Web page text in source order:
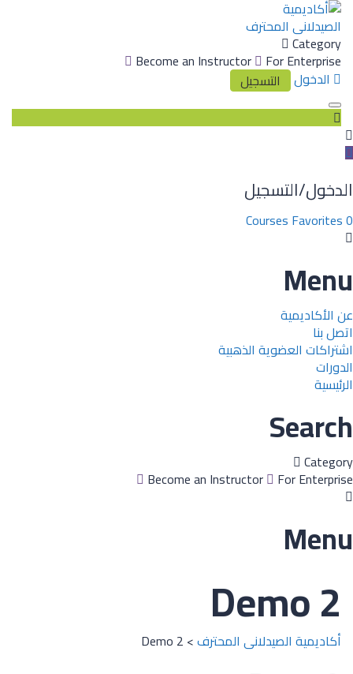
Category
Become an Instructor For Enterprise
الدخول
التسجيل
Toggle
navigation
الدخول/التسجيل
Courses Favorites0
Menu
عن الأكاديمية
اتصل بنا
اشتراكات العضوية الذهبية
الدورات
الرئيسية
Search
Category
Become an Instructor For Enterprise
Menu
Demo 2
أكاديمية الصيدلانى المحترف>
Demo 2